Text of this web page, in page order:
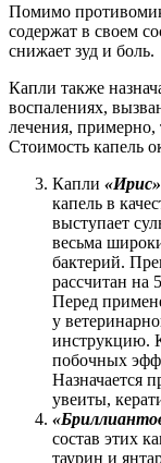
Помимо
содержат в своем
снижает зуд и боль.
Капли также
воспалениях,
лечения, примерно,
Стоимость капель
Капли «Ирис»
капель в
выступает
весьма
бактерий.
рассчитан на
Перед
у
инструкцию.
побочных
Назначается
увеиты,
состав этих
таурин и